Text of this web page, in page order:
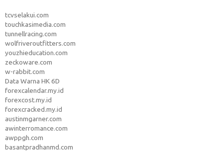
tcvselakui.com
touchkasimedia.com
tunnellracing.com
wolfriveroutfitters.com
youzhieducation.com
zeckoware.com
w-rabbit.com
Data Warna HK 6D
forexcalendar.my.id
forexcost.my.id
forexcracked.my.id
austinmgarner.com
awinterromance.com
awppgh.com
basantpradhanmd.com